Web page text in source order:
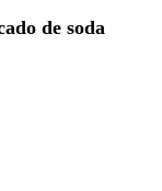
de soda